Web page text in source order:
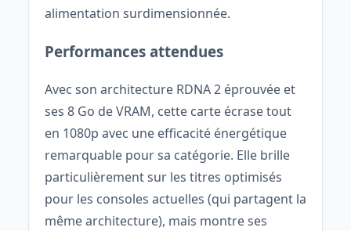
alimentation surdimensionnée.
Performances attendues
Avec son architecture RDNA 2 éprouvée et
ses 8 Go de VRAM, cette carte écrase tout
en 1080p avec une efficacité énergétique
remarquable pour sa catégorie. Elle brille
particulièrement sur les titres optimisés
pour les consoles actuelles (qui partagent la
même architecture), mais montre ses